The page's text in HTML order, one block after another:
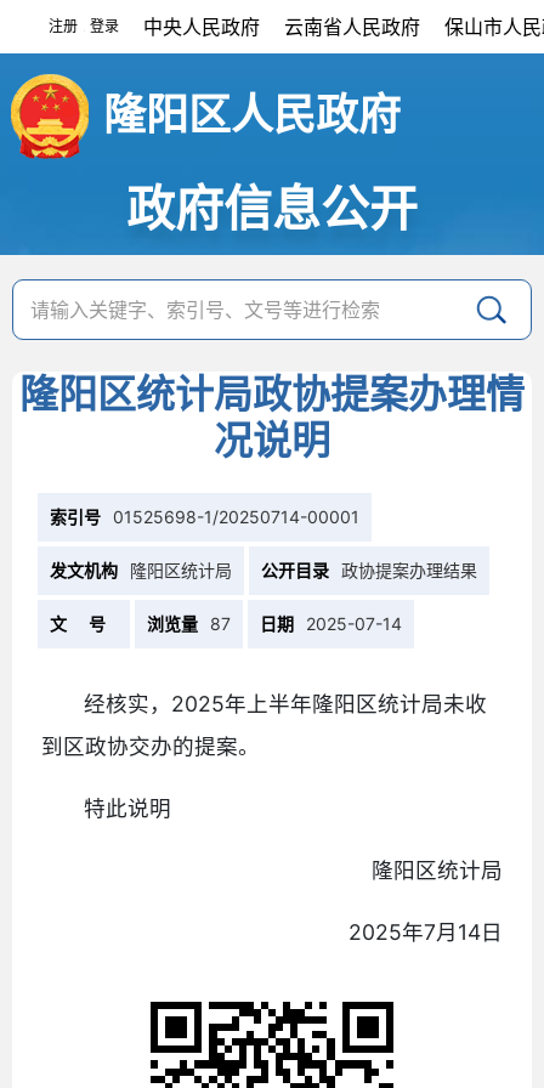
注册 登录 中央人民政府 云南省人民政府 保山市人
隆阳区人民政府
政府信息公开
隆阳区统计局政协提案办理情
况说明
索引号 01525698-1/20250714-00001
发文机构 隆阳区统计局 公开目录 政协提案办理结果
文 号 浏览量 87 日期 2025-07-14
经核实，2025年上半年隆阳区统计局未收
到区政协交办的提案。
特此说明
隆阳区统计局
2025年7月14日